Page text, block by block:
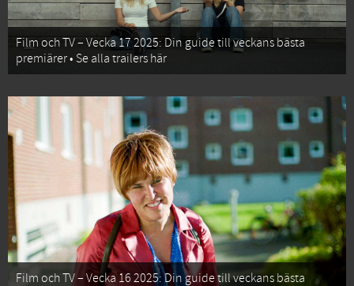
Film och TV – Vecka 17 2025: Din guide till veckans bästa
premiärer • Se alla trailers här
Film och TV – Vecka 16 2025: Din guide till veckans bästa